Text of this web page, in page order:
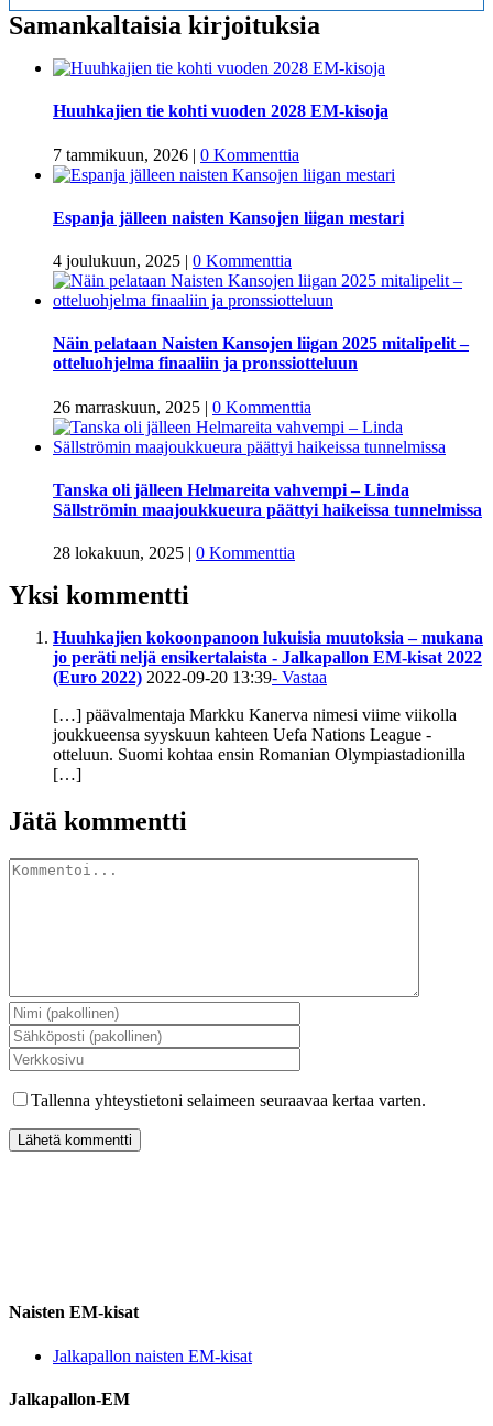
Samankaltaisia kirjoituksia
Huuhkajien tie kohti vuoden 2028 EM-kisoja
7 tammikuun, 2026 | 0 Kommenttia
Espanja jälleen naisten Kansojen liigan mestari
4 joulukuun, 2025 | 0 Kommenttia
Näin pelataan Naisten Kansojen liigan 2025 mitalipelit –
otteluohjelma finaaliin ja pronssiotteluun
26 marraskuun, 2025 | 0 Kommenttia
Tanska oli jälleen Helmareita vahvempi – Linda
Sällströmin maajoukkueura päättyi haikeissa tunnelmissa
28 lokakuun, 2025 | 0 Kommenttia
Yksi kommentti
Huuhkajien kokoonpanoon lukuisia muutoksia – mukana
jo peräti neljä ensikertalaista - Jalkapallon EM-kisat 2022
(Euro 2022) 2022-09-20 13:39- Vastaa
[…] päävalmentaja Markku Kanerva nimesi viime viikolla
joukkueensa syyskuun kahteen Uefa Nations League -
otteluun. Suomi kohtaa ensin Romanian Olympiastadionilla
[…]
Jätä kommentti
Kommentti
Tallenna yhteystietoni selaimeen seuraavaa kertaa varten.
Naisten EM-kisat
Jalkapallon naisten EM-kisat
Jalkapallon-EM